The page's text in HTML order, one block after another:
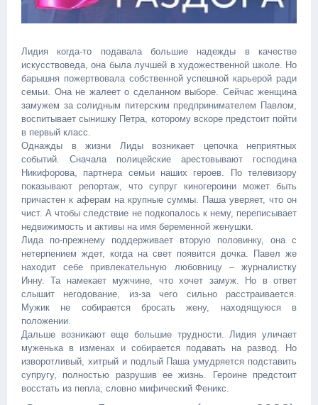
Лидия когда-то подавала большие надежды в качестве
искусствоведа, она была лучшей в художественной школе. Но
барышня пожертвовала собственной успешной карьерой ради
семьи. Она не жалеет о сделанном выборе. Сейчас женщина
замужем за солидным питерским предпринимателем Павлом,
воспитывает сынишку Петра, которому вскоре предстоит пойти
в первый класс.
Однажды в жизни Лиды возникает цепочка неприятных
событий. Сначала полицейские арестовывают господина
Никифорова, партнера семьи наших героев. По телевизору
показывают репортаж, что супруг киногероини может быть
причастен к аферам на крупные суммы. Паша уверяет, что он
чист. А чтобы следствие не подкопалось к нему, переписывает
недвижимость и активы на имя беременной женушки.
Лида по-прежнему поддерживает вторую половинку, она с
нетерпением ждет, когда на свет появится дочка. Павел же
находит себе привлекательную любовницу – журналистку
Инну. Та намекает мужчине, что хочет замуж. Но в ответ
слышит негодование, из-за чего сильно расстраивается.
Мужик не собирается бросать жену, находящуюся в
положении.
Дальше возникают еще большие трудности. Лидия уличает
муженька в изменах и собирается подавать на развод. Но
изворотливый, хитрый и подлый Паша умудряется подставить
супругу, полностью разрушив ее жизнь. Героине предстоит
восстать из пепла, словно мифический Феникс.